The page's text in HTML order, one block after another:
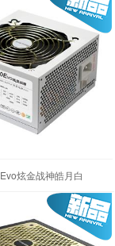
炫金战神皓月白